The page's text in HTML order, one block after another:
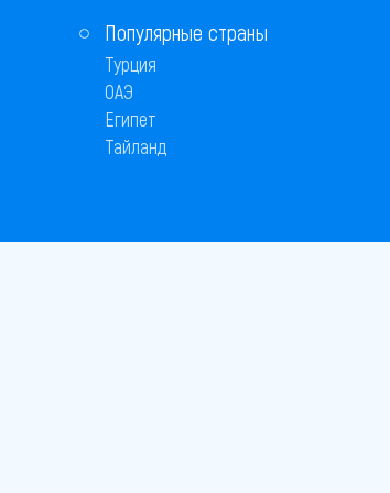
Популярные страны
Турция
ОАЭ
Египет
Тайланд